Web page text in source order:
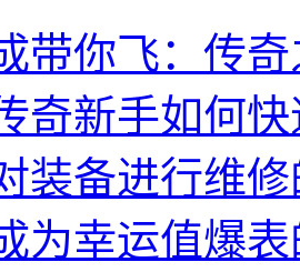
带你飞：传
奇新手如何
装备进行维
为幸运值爆